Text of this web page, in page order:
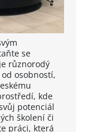
se
různorodý
osobností,
kde
potenciál
školení či
práci, která